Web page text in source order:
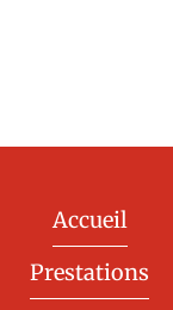
Accueil
Prestations